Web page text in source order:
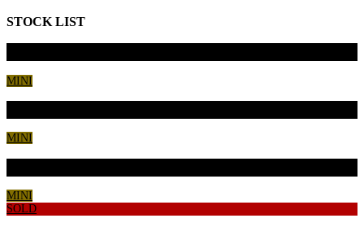
STOCK LIST
MINI
MINI
MINI
SOLD